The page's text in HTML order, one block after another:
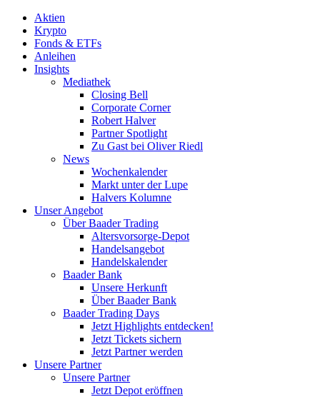
Aktien
Krypto
Fonds & ETFs
Anleihen
Insights
Mediathek
Closing Bell
Corporate Corner
Robert Halver
Partner Spotlight
Zu Gast bei Oliver Riedl
News
Wochenkalender
Markt unter der Lupe
Halvers Kolumne
Unser Angebot
Über Baader Trading
Altersvorsorge-Depot
Handelsangebot
Handelskalender
Baader Bank
Unsere Herkunft
Über Baader Bank
Baader Trading Days
Jetzt Highlights entdecken!
Jetzt Tickets sichern
Jetzt Partner werden
Unsere Partner
Unsere Partner
Jetzt Depot eröffnen